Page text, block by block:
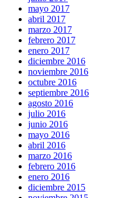
mayo 2017
abril 2017
marzo 2017
febrero 2017
enero 2017
diciembre 2016
noviembre 2016
octubre 2016
septiembre 2016
agosto 2016
julio 2016
junio 2016
mayo 2016
abril 2016
marzo 2016
febrero 2016
enero 2016
diciembre 2015